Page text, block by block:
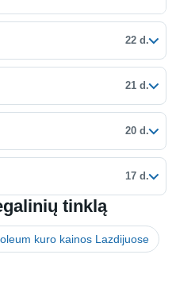
22 d.
21 d.
20 d.
17 d.
tinklą
kuro kainos Lazdijuose